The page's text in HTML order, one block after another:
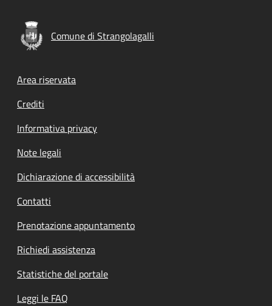
Comune di Strangolagalli
Footer menu
Area riservata
Crediti
Informativa privacy
Note legali
Dichiarazione di accessibilità
Contatti
Prenotazione appuntamento
Richiedi assistenza
Statistiche del portale
Leggi le FAQ